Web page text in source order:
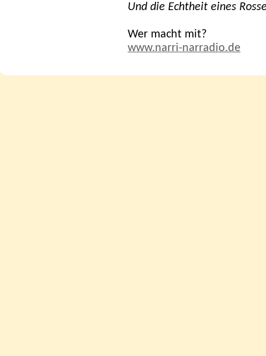
Und die Echtheit eines
Wer macht mit?
www.narri-narradio.de